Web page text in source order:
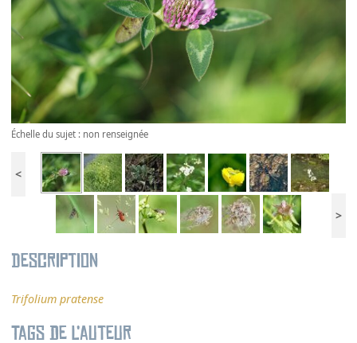
Échelle du sujet : non renseignée
<
>
Description
Trifolium pratense
Tags de l’auteur